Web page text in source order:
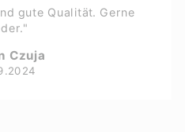
gute Qualität. Gerne
Czuja